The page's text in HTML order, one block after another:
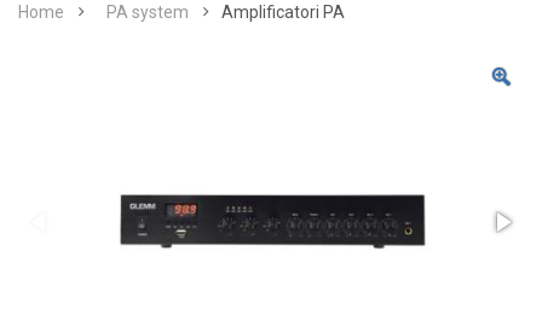
Home PA system Amplificatori PA